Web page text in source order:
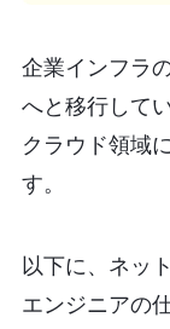
企業インフラ
へと移行して
クラウド領域
す。
以下に、ネッ
エンジニアの